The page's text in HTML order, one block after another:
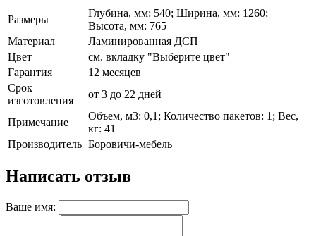
Размеры
Глубина, мм: 540; Ширина, мм: 1260;
Высота, мм: 765
Материал
Ламинированная ДСП
Цвет
см. вкладку "Выберите цвет"
Гарантия
12 месяцев
Срок
изготовления
от 3 до 22 дней
Примечание
Объем, м3: 0,1; Количество пакетов: 1; Вес,
кг: 41
Производитель Боровичи-мебель
Написать отзыв
Ваше имя: